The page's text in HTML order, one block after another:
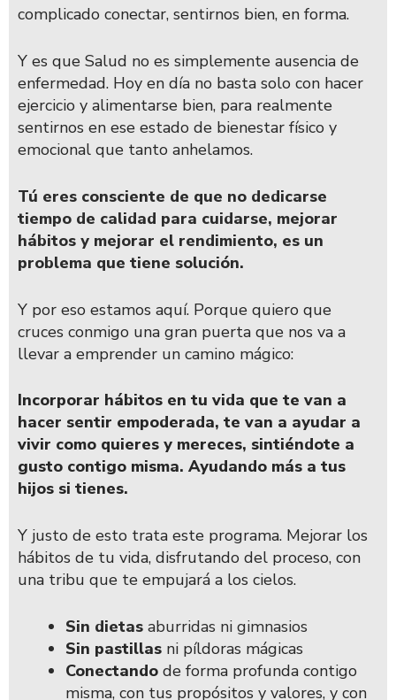
complicado conectar, sentirnos bien, en forma.
Y es que Salud no es simplemente ausencia de
enfermedad. Hoy en día no basta solo con hacer
ejercicio y alimentarse bien, para realmente
sentirnos en ese estado de bienestar físico y
emocional que tanto anhelamos.
Tú eres consciente de que no dedicarse
tiempo de calidad para cuidarse, mejorar
hábitos y mejorar el rendimiento, es un
problema que tiene solución.
Y por eso estamos aquí. Porque quiero que
cruces conmigo una gran puerta que nos va a
llevar a emprender un camino mágico:
Incorporar hábitos en tu vida que te van a
hacer sentir empoderada, te van a ayudar a
vivir como quieres y mereces, sintiéndote a
gusto contigo misma. Ayudando más a tus
hijos si tienes.
Y justo de esto trata este programa. Mejorar los
hábitos de tu vida, disfrutando del proceso, con
una tribu que te empujará a los cielos.
Sin dietas aburridas ni gimnasios
Sin pastillas ni píldoras mágicas
Conectando de forma profunda contigo
misma, con tus propósitos y valores, y con